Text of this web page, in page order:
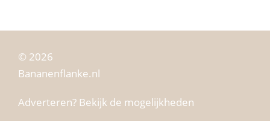
© 2026
Bananenflanke.nl
Adverteren? Bekijk de mogelijkheden